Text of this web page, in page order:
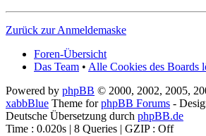
Zurück zur Anmeldemaske
Foren-Übersicht
Das Team • Alle Cookies des Boards
Powered by phpBB © 2000, 2002, 2005,
xabbBlue Theme forphpBB Forums -
Deutsche Übersetzung durch phpBB.de
Time : 0.020s | 8 Queries | GZIP : Off